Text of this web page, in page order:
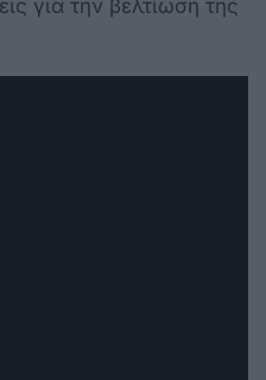
για την βελτίωση της